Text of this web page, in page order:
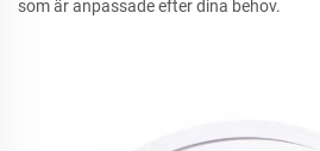
som är anpassade efter dina behov.